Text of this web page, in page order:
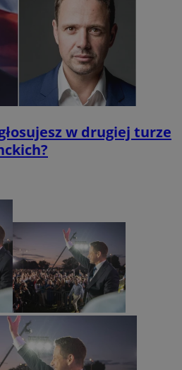
w drugiej turze